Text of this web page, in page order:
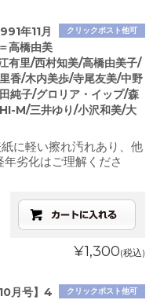
クリックポスト他可
年11月
高橋由美
有里/西村知美/高橋由美子/
香/木内美歩/寺尾友美/中野
純子/グロリア・イップ/森
M/三井ゆり/小沢和美/大
に軽い擦れ汚れあり、他
劣化はご理解くださ
¥1,300(税込)
クリックポスト他可
月号】4